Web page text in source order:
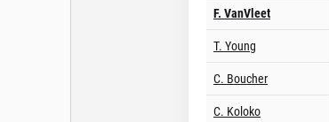
F. VanVleet
T. Young
C. Boucher
C. Koloko